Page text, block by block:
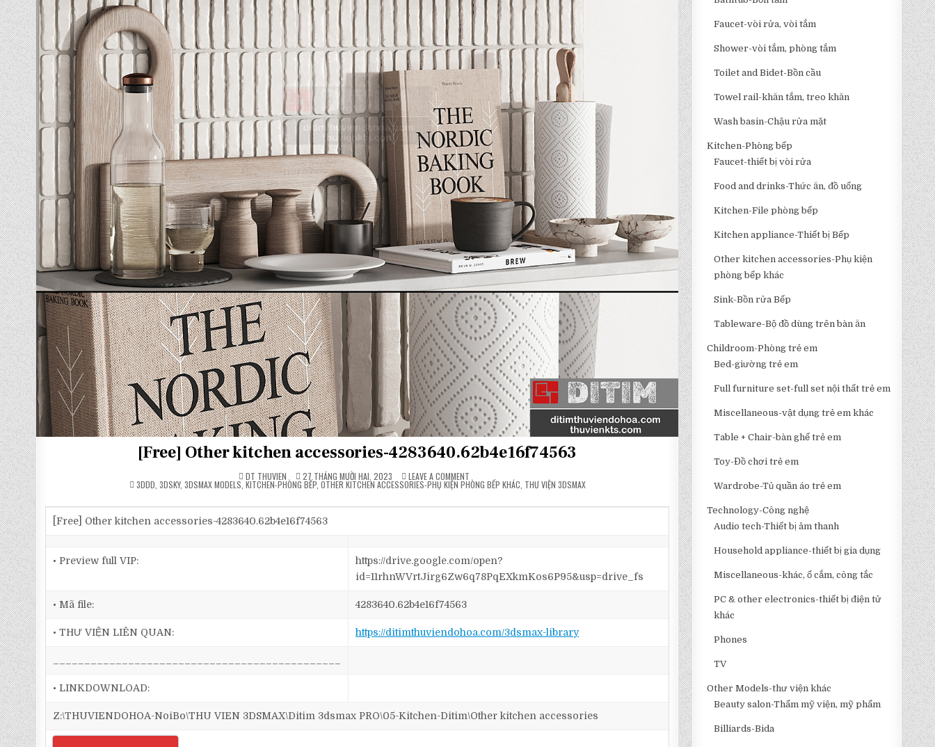
[Free] Other kitchen accessories-4283640.62b4e16f74563
DT THUVIEN 27 THÁNG MƯỜI HAI, 2023 LEAVE A COMMENTON
[FREE]
OTHER
ACCESSORIES-
POSTED
IN
3DDD 3DSKY, 3DSMAX MODELS KITCHEN-PHÒNG BẾP, OTHER KITCHEN ACCESSORIES-PHỤ KIỆN PHÒNG BẾP KHÁC THƯ VIỆN 3DSMAX
[Free] Other kitchen accessories-4283640.62b4e16f74563
• Preview full VIP:
https://drive.google.com/open?
id=11rhnWVrtJirg6Zw6q78PqEXkmKos6P95&usp=drive_fs
• Mã file: 4283640.62b4e16f74563
• THƯ VIỆN LIÊN QUAN: https://ditimthuviendohoa.com/3dsmax-library
• LINKDOWNLOAD:
Z:\THUVIENDOHOA-NoiBo\THU VIEN 3DSMAX\Ditim 3dsmax PRO\05-Kitchen-Ditim\Other kitchen accessories
Faucet-vòi rửa, vòi tắm
Shower-vòi tắm, phòng tắm
Toilet and Bidet-Bồn cầu
Towel rail-khăn tắm, treo khăn
Wash basin-Chậu rửa mặt
Kitchen-Phòng bếp
Faucet-thiết bị vòi rửa
Food and drinks-Thức ăn, đồ uống
Kitchen-File phòng bếp
Kitchen appliance-Thiết bị Bếp
Other kitchen accessories-Phụ kiện
phòng bếp khác
Sink-Bồn rửa Bếp
Tableware-Bộ đồ dùng trên bàn ăn
Childroom-Phòng trẻ em
Bed-giường trẻ em
Full furniture set-full set nội thất trẻ em
Miscellaneous-vật dụng trẻ em khác
Table + Chair-bàn ghế trẻ em
Toy-Đồ chơi trẻ em
Wardrobe-Tủ quần áo trẻ em
Technology-Công nghệ
Audio tech-Thiết bị âm thanh
Household appliance-thiết bị gia dụng
Miscellaneous-khác, ổ cắm, công tắc
PC & other electronics-thiết bị điện tử
khác
Phones
TV
Other Models-thư viện khác
Beauty salon-Thẩm mỹ viện, mỹ phẩm
Billiards-Bida